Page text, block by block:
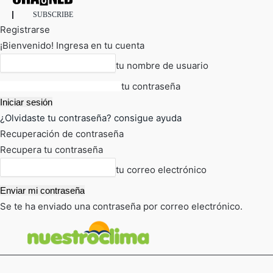
SUBSCRIBE
Registrarse
¡Bienvenido! Ingresa en tu cuenta
tu nombre de usuario
tu contraseña
¿Olvidaste tu contraseña? consigue ayuda
Recuperación de contraseña
Recupera tu contraseña
tu correo electrónico
Se te ha enviado una contraseña por correo electrónico.